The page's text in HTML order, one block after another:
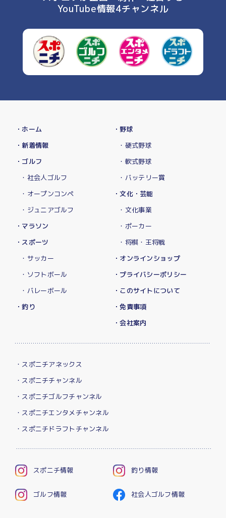
YouTube情報4チャンネル
・ホーム
・新着情報
・ゴルフ
・社会人ゴルフ
・オープンコンペ
・ジュニアゴルフ
・マラソン
・スポーツ
・サッカー
・ソフトボール
・バレーボール
・釣り
・野球
・硬式野球
・軟式野球
・バッテリー賞
・文化・芸能
・文化事業
・ポーカー
・将棋・王将戦
・オンラインショップ
・プライバシーポリシー
・このサイトについて
・免責事項
・会社案内
・スポニチアネックス
・スポニチチャンネル
・スポニチゴルフチャンネル
・スポニチエンタメチャンネル
・スポニチドラフトチャンネル
スポニチ情報 釣り情報
ゴルフ情報 社会人ゴルフ情報